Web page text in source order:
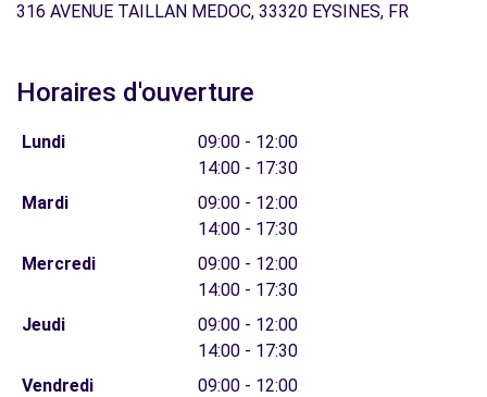
316 AVENUE TAILLAN MEDOC, 33320 EYSINES, FR
Horaires d'ouverture
Lundi
09:00 - 12:00
14:00 - 17:30
Mardi
09:00 - 12:00
14:00 - 17:30
Mercredi
09:00 - 12:00
14:00 - 17:30
Jeudi
09:00 - 12:00
14:00 - 17:30
Vendredi
09:00 - 12:00